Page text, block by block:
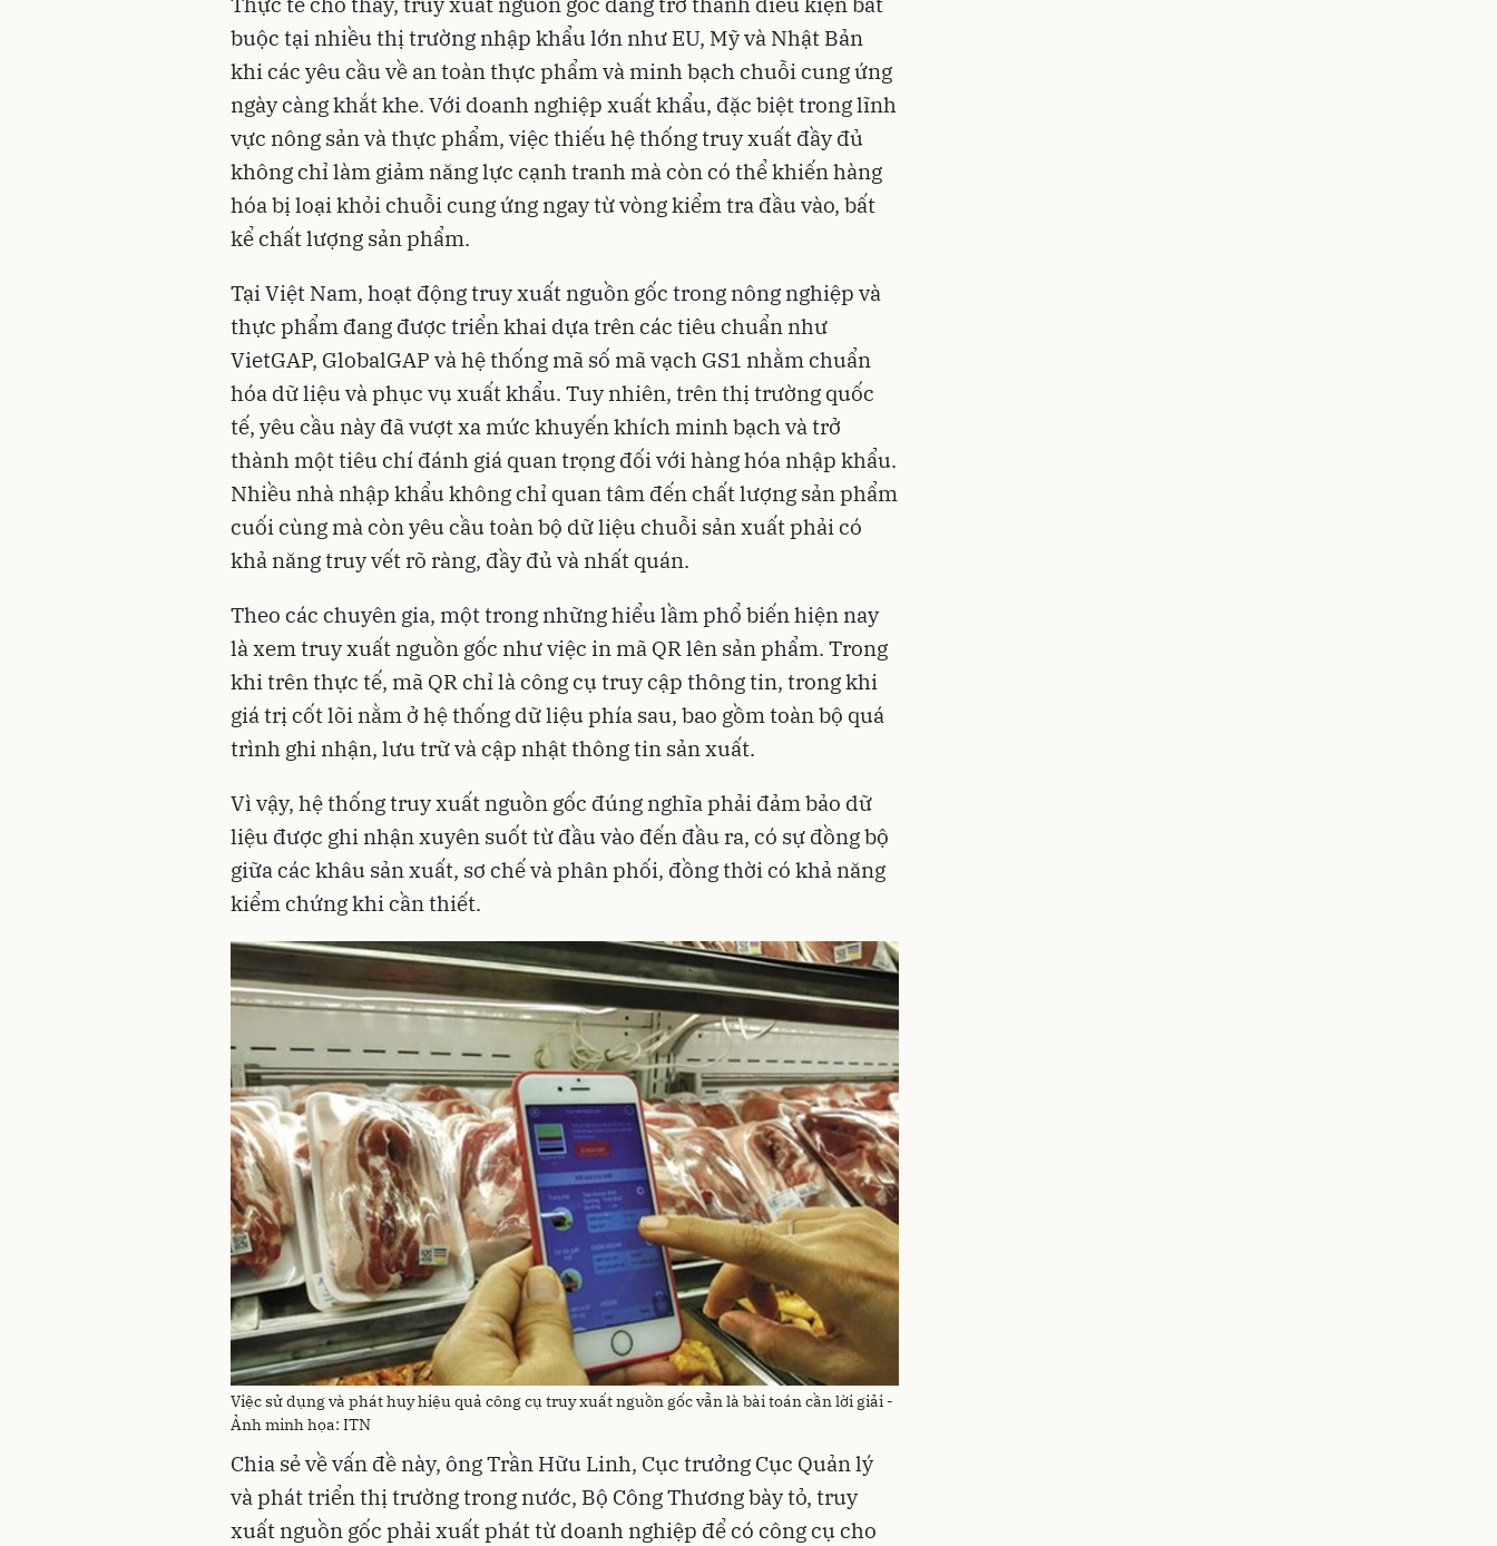
buộc tại nhiều thị trường nhập khẩu lớn như EU, Mỹ và Nhật Bản
khi các yêu cầu về an toàn thực phẩm và minh bạch chuỗi cung ứng
ngày càng khắt khe. Với doanh nghiệp xuất khẩu, đặc biệt trong lĩnh
vực nông sản và thực phẩm, việc thiếu hệ thống truy xuất đầy đủ
không chỉ làm giảm năng lực cạnh tranh mà còn có thể khiến hàng
hóa bị loại khỏi chuỗi cung ứng ngay từ vòng kiểm tra đầu vào, bất
kể chất lượng sản phẩm.
Tại Việt Nam, hoạt động truy xuất nguồn gốc trong nông nghiệp và
thực phẩm đang được triển khai dựa trên các tiêu chuẩn như
VietGAP, GlobalGAP và hệ thống mã số mã vạch GS1 nhằm chuẩn
hóa dữ liệu và phục vụ xuất khẩu. Tuy nhiên, trên thị trường quốc
tế, yêu cầu này đã vượt xa mức khuyến khích minh bạch và trở
thành một tiêu chí đánh giá quan trọng đối với hàng hóa nhập khẩu.
Nhiều nhà nhập khẩu không chỉ quan tâm đến chất lượng sản phẩm
cuối cùng mà còn yêu cầu toàn bộ dữ liệu chuỗi sản xuất phải có
khả năng truy vết rõ ràng, đầy đủ và nhất quán.
Theo các chuyên gia, một trong những hiểu lầm phổ biến hiện nay
là xem truy xuất nguồn gốc như việc in mã QR lên sản phẩm. Trong
khi trên thực tế, mã QR chỉ là công cụ truy cập thông tin, trong khi
giá trị cốt lõi nằm ở hệ thống dữ liệu phía sau, bao gồm toàn bộ quá
trình ghi nhận, lưu trữ và cập nhật thông tin sản xuất.
Vì vậy, hệ thống truy xuất nguồn gốc đúng nghĩa phải đảm bảo dữ
liệu được ghi nhận xuyên suốt từ đầu vào đến đầu ra, có sự đồng bộ
giữa các khâu sản xuất, sơ chế và phân phối, đồng thời có khả năng
kiểm chứng khi cần thiết.
Việc sử dụng và phát huy hiệu quả công cụ truy xuất nguồn gốc vẫn là bài toán cần lời giải -
Ảnh minh họa: ITN
Chia sẻ về vấn đề này, ông Trần Hữu Linh, Cục trưởng Cục Quản lý
và phát triển thị trường trong nước, Bộ Công Thương bày tỏ, truy
xuất nguồn gốc phải xuất phát từ doanh nghiệp để có công cụ cho